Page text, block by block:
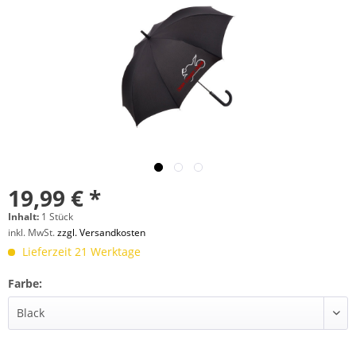
19,99 € *
Inhalt: 1 Stück
inkl. MwSt.zzgl. Versandkosten
Lieferzeit 21 Werktage
Farbe: